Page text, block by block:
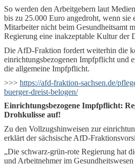
So werden den Arbeitgebern laut
bis zu 25.000 Euro angedroht, wenn sie
Mitarbeiter nicht beim Gesundheitsamt
Regierung eine inakzeptable Kultur der
Die AfD-Fraktion fordert weiterhin die
einrichtungsbezogenen Impfpflicht und
die allgemeine Impfpflicht.
>>> https://afd-fraktion-sachsen.de/
buerger-dreist-belogen/
Einrichtungsbezogene Impfpflicht:
Drohkulisse auf!
Zu den Vollzugshinweisen zur
erklärt der sächsische AfD-
„Die schwarz-grün-rote Regierung hat
und Arbeitnehmer im